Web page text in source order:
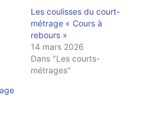
Les coulisses du court-
métrage « Cours à
rebours »
14 mars 2026
Dans "Les courts-
métrages"